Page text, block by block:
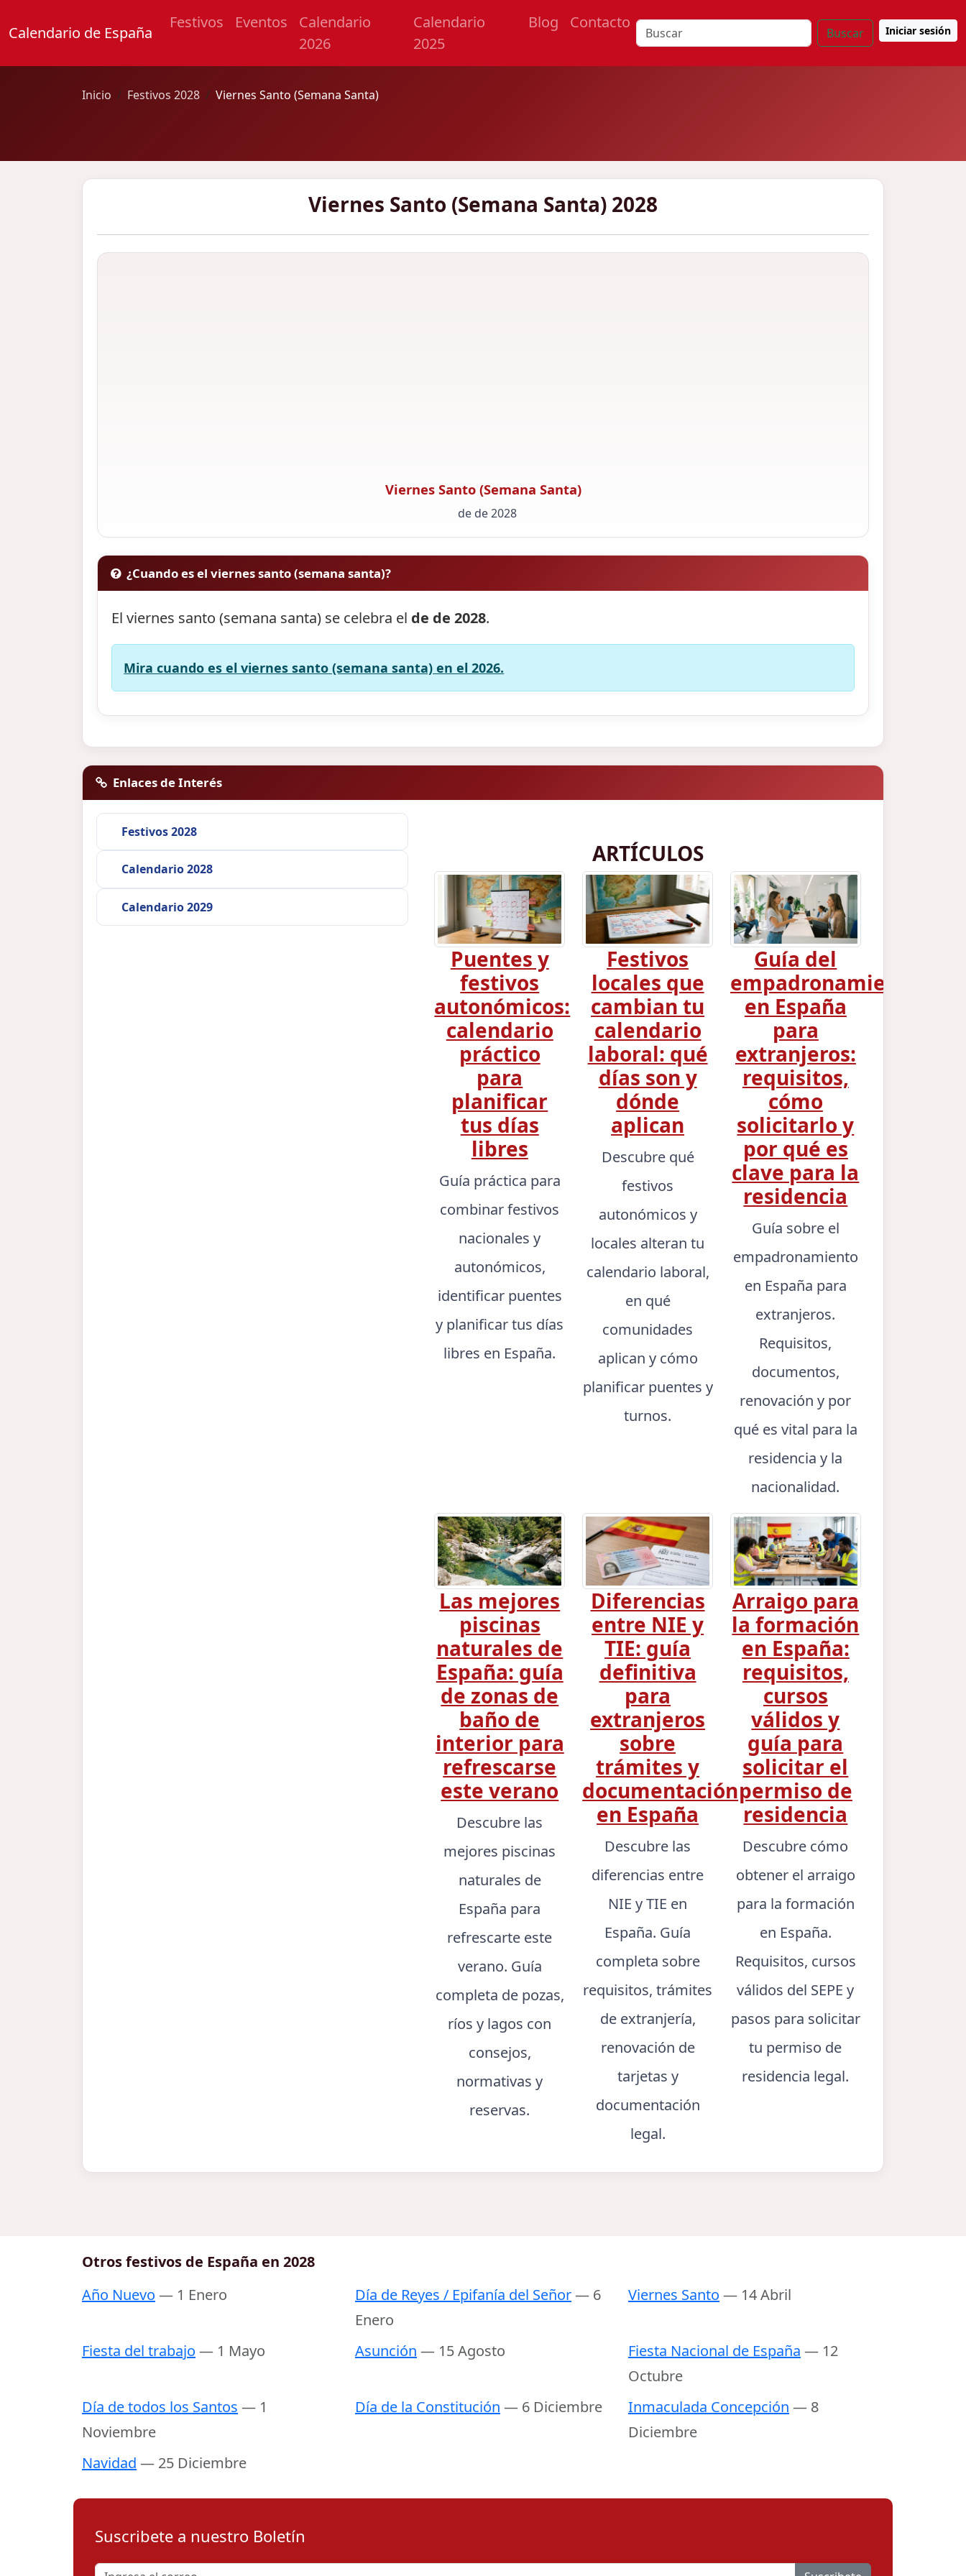
Calendario de España
Festivos Eventos
Calendario
2026
Calendario
2025
Blog Contacto
Buscar Iniciar sesión
Inicio Festivos 2028 Viernes Santo (Semana Santa)
Viernes Santo (Semana Santa) 2028
Viernes Santo (Semana Santa)
de de 2028
¿Cuando es el viernes santo (semana santa)?
El viernes santo (semana santa) se celebra el de de 2028.
Mira cuando es el viernes santo (semana santa) en el 2026.
Enlaces de Interés
Festivos 2028
Calendario 2028
Calendario 2029
ARTÍCULOS
Puentes y
festivos
autonómicos:
calendario
práctico
para
planificar
tus días
libres
Guía práctica para
combinar festivos
nacionales y
autonómicos,
identificar puentes
y planificar tus días
libres en España.
Festivos
locales que
cambian tu
calendario
laboral: qué
días son y
dónde
aplican
Descubre qué
festivos
autonómicos y
locales alteran tu
calendario laboral,
en qué
comunidades
aplican y cómo
planificar puentes y
turnos.
Guía del
empadronamiento
en España
para
extranjeros:
requisitos,
cómo
solicitarlo y
por qué es
clave para la
residencia
Guía sobre el
empadronamiento
en España para
extranjeros.
Requisitos,
documentos,
renovación y por
qué es vital para la
residencia y la
nacionalidad.
Las mejores
piscinas
naturales de
España: guía
de zonas de
baño de
interior para
refrescarse
este verano
Descubre las
mejores piscinas
naturales de
España para
refrescarte este
verano. Guía
completa de pozas,
ríos y lagos con
consejos,
normativas y
reservas.
Diferencias
entre NIE y
TIE: guía
definitiva
para
extranjeros
sobre
trámites y
documentación
en España
Descubre las
diferencias entre
NIE y TIE en
España. Guía
completa sobre
requisitos, trámites
de extranjería,
renovación de
tarjetas y
documentación
legal.
Arraigo para
la formación
en España:
requisitos,
cursos
válidos y
guía para
solicitar el
permiso de
residencia
Descubre cómo
obtener el arraigo
para la formación
en España.
Requisitos, cursos
válidos del SEPE y
pasos para solicitar
tu permiso de
residencia legal.
Otros festivos de España en 2028
Año Nuevo — 1 Enero Día de Reyes / Epifanía del Señor— 6
Enero
Viernes Santo — 14 Abril
Fiesta del trabajo — 1 Mayo Asunción — 15 Agosto Fiesta Nacional de España — 12
Octubre
Día de todos los Santos — 1
Noviembre
Día de la Constitución — 6 Diciembre Inmaculada Concepción — 8
Diciembre
Navidad — 25 Diciembre
Suscribete a nuestro Boletín